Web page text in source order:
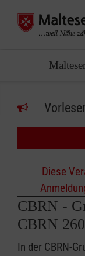
Diese
CBRN -
CBRN
In der CBRN-